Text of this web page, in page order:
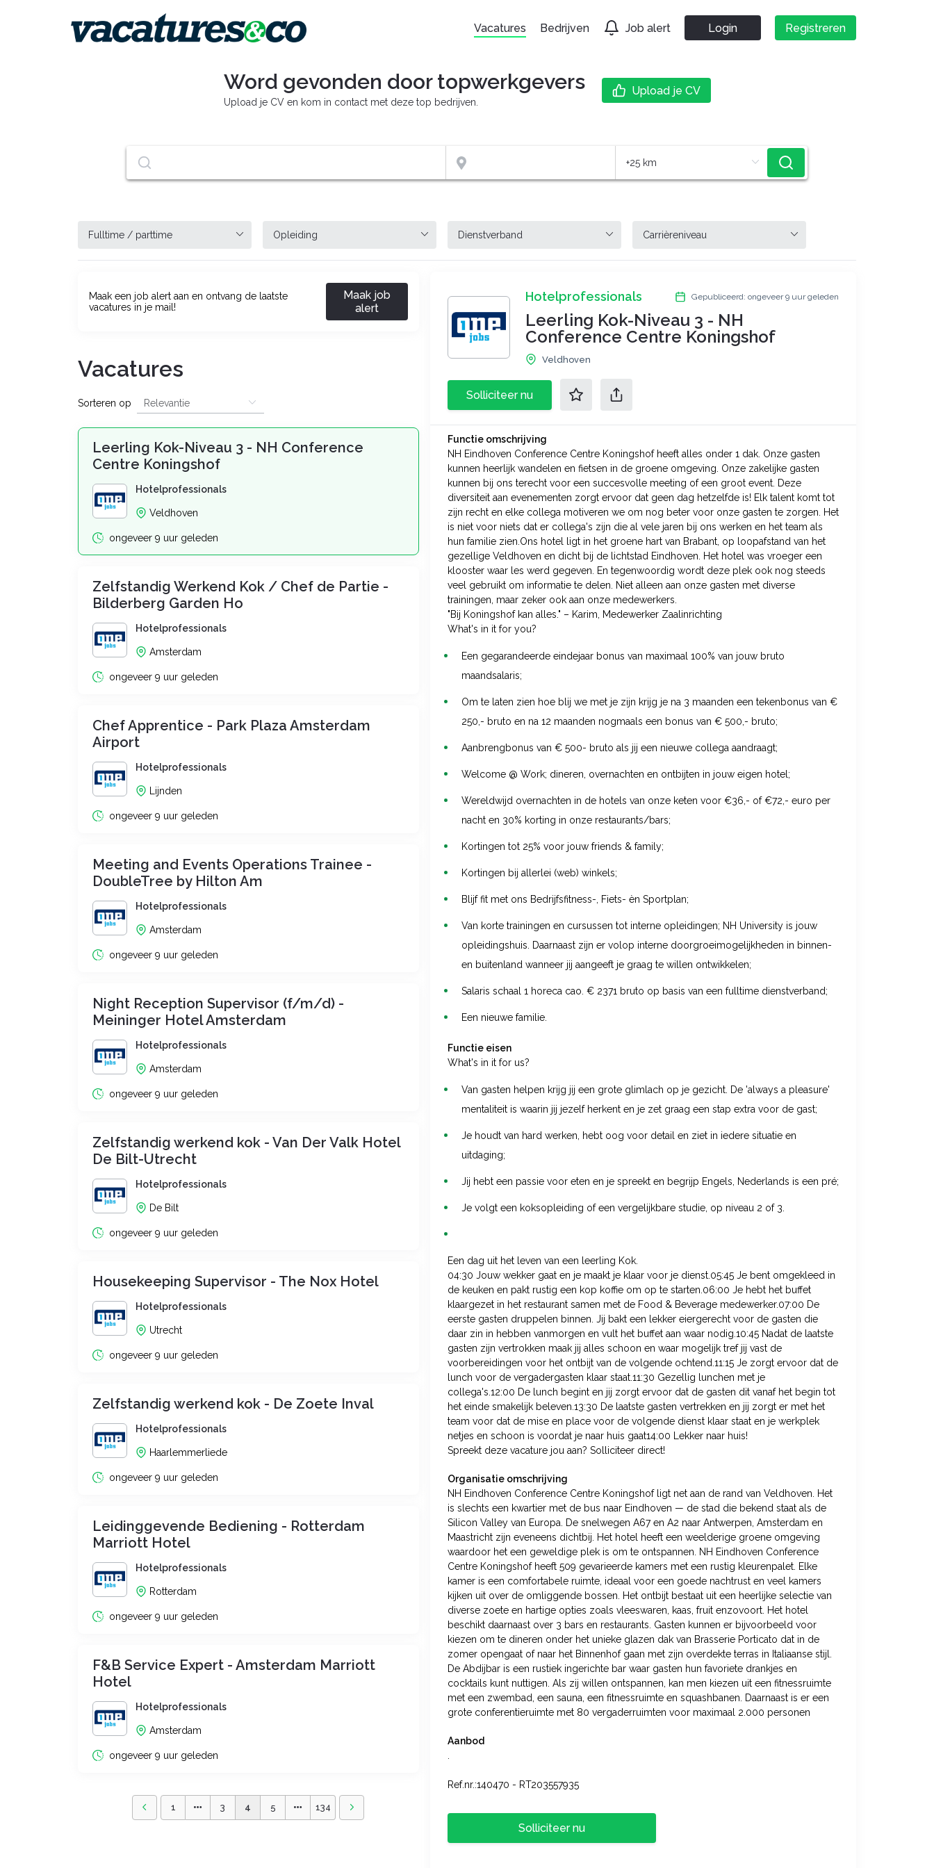
Vacatures Bedrijven Job alert Login Registreren
Word gevonden door topwerkgevers
Upload je CV en kom in contact met deze top bedrijven.
Upload je CV
Maak een job alert aan en ontvang de laatste
vacatures in je mail!
Maak job
alert
Vacatures
Sorteren op
Leerling Kok-Niveau 3 - NH Conference
Centre Koningshof
Hotelprofessionals
Veldhoven
ongeveer 9 uur geleden
Zelfstandig Werkend Kok / Chef de Partie -
Bilderberg Garden Ho
Hotelprofessionals
Amsterdam
ongeveer 9 uur geleden
Chef Apprentice - Park Plaza Amsterdam
Airport
Hotelprofessionals
Lijnden
ongeveer 9 uur geleden
Meeting and Events Operations Trainee -
DoubleTree by Hilton Am
Hotelprofessionals
Amsterdam
ongeveer 9 uur geleden
Night Reception Supervisor (f/m/d) -
Meininger Hotel Amsterdam
Hotelprofessionals
Amsterdam
ongeveer 9 uur geleden
Zelfstandig werkend kok - Van Der Valk Hotel
De Bilt-Utrecht
Hotelprofessionals
De Bilt
ongeveer 9 uur geleden
Housekeeping Supervisor - The Nox Hotel
Hotelprofessionals
Utrecht
ongeveer 9 uur geleden
Zelfstandig werkend kok - De Zoete Inval
Hotelprofessionals
Haarlemmerliede
ongeveer 9 uur geleden
Leidinggevende Bediening - Rotterdam
Marriott Hotel
Hotelprofessionals
Rotterdam
ongeveer 9 uur geleden
F&B Service Expert - Amsterdam Marriott
Hotel
Hotelprofessionals
Amsterdam
ongeveer 9 uur geleden
1 3 4 5 134
Hotelprofessionals Gepubliceerd: ongeveer 9 uur geleden
Leerling Kok-Niveau 3 - NH
Conference Centre Koningshof
Veldhoven
Solliciteer nu
Functie omschrijving
NH Eindhoven Conference Centre Koningshof heeft alles onder 1 dak. Onze gasten
kunnen heerlijk wandelen en fietsen in de groene omgeving. Onze zakelijke gasten
kunnen bij ons terecht voor een succesvolle meeting of een groot event. Deze
diversiteit aan evenementen zorgt ervoor dat geen dag hetzelfde is! Elk talent komt tot
zijn recht en elke collega motiveren we om nog beter voor onze gasten te zorgen. Het
is niet voor niets dat er collega's zijn die al vele jaren bij ons werken en het team als
hun familie zien.Ons hotel ligt in het groene hart van Brabant, op loopafstand van het
gezellige Veldhoven en dicht bij de lichtstad Eindhoven. Het hotel was vroeger een
klooster waar les werd gegeven. En tegenwoordig wordt deze plek ook nog steeds
veel gebruikt om informatie te delen. Niet alleen aan onze gasten met diverse
trainingen, maar zeker ook aan onze medewerkers.
"Bij Koningshof kan alles." – Karim, Medewerker Zaalinrichting
What's in it for you?
Een gegarandeerde eindejaar bonus van maximaal 100% van jouw bruto
maandsalaris;
Om te laten zien hoe blij we met je zijn krijg je na 3 maanden een tekenbonus van €
250,- bruto en na 12 maanden nogmaals een bonus van € 500,- bruto;
Aanbrengbonus van € 500- bruto als jij een nieuwe collega aandraagt;
Welcome @ Work; dineren, overnachten en ontbijten in jouw eigen hotel;
Wereldwijd overnachten in de hotels van onze keten voor €36,- of €72,- euro per
nacht en 30% korting in onze restaurants/bars;
Kortingen tot 25% voor jouw friends & family;
Kortingen bij allerlei (web) winkels;
Blijf fit met ons Bedrijfsfitness-, Fiets- èn Sportplan;
Van korte trainingen en cursussen tot interne opleidingen; NH University is jouw
opleidingshuis. Daarnaast zijn er volop interne doorgroeimogelijkheden in binnen-
en buitenland wanneer jij aangeeft je graag te willen ontwikkelen;
Salaris schaal 1 horeca cao. € 2371 bruto op basis van een fulltime dienstverband;
Een nieuwe familie.
Functie eisen
What's in it for us?
Van gasten helpen krijg jij een grote glimlach op je gezicht. De 'always a pleasure'
mentaliteit is waarin jij jezelf herkent en je zet graag een stap extra voor de gast;
Je houdt van hard werken, hebt oog voor detail en ziet in iedere situatie en
uitdaging;
Jij hebt een passie voor eten en je spreekt en begrijp Engels, Nederlands is een pré;
Je volgt een koksopleiding of een vergelijkbare studie, op niveau 2 of 3.
Een dag uit het leven van een leerling Kok.
04:30 Jouw wekker gaat en je maakt je klaar voor je dienst.05:45 Je bent omgekleed in
de keuken en pakt rustig een kop koffie om op te starten.06:00 Je hebt het buffet
klaargezet in het restaurant samen met de Food & Beverage medewerker.07:00 De
eerste gasten druppelen binnen. Jij bakt een lekker eiergerecht voor de gasten die
daar zin in hebben vanmorgen en vult het buffet aan waar nodig.10:45 Nadat de laatste
gasten zijn vertrokken maak jij alles schoon en waar mogelijk tref jij vast de
voorbereidingen voor het ontbijt van de volgende ochtend.11:15 Je zorgt ervoor dat de
lunch voor de vergadergasten klaar staat.11:30 Gezellig lunchen met je
collega's.12:00 De lunch begint en jij zorgt ervoor dat de gasten dit vanaf het begin tot
het einde smakelijk beleven.13:30 De laatste gasten vertrekken en jij zorgt er met het
team voor dat de mise en place voor de volgende dienst klaar staat en je werkplek
netjes en schoon is voordat je naar huis gaat14:00 Lekker naar huis!
Spreekt deze vacature jou aan? Solliciteer direct!
Organisatie omschrijving
NH Eindhoven Conference Centre Koningshof ligt net aan de rand van Veldhoven. Het
is slechts een kwartier met de bus naar Eindhoven — de stad die bekend staat als de
Silicon Valley van Europa. De snelwegen A67 en A2 naar Antwerpen, Amsterdam en
Maastricht zijn eveneens dichtbij. Het hotel heeft een weelderige groene omgeving
waardoor het een geweldige plek is om te ontspannen. NH Eindhoven Conference
Centre Koningshof heeft 509 gevarieerde kamers met een rustig kleurenpalet. Elke
kamer is een comfortabele ruimte, ideaal voor een goede nachtrust en veel kamers
kijken uit over de omliggende bossen. Het ontbijt bestaat uit een heerlijke selectie van
diverse zoete en hartige opties zoals vleeswaren, kaas, fruit enzovoort. Het hotel
beschikt daarnaast over 3 bars en restaurants. Gasten kunnen er bijvoorbeeld voor
kiezen om te dineren onder het unieke glazen dak van Brasserie Porticato dat in de
zomer opengaat of naar het Binnenhof gaan met zijn overdekte terras in Italiaanse stijl.
De Abdijbar is een rustiek ingerichte bar waar gasten hun favoriete drankjes en
cocktails kunt nuttigen. Als zij willen ontspannen, kan men kiezen uit een fitnessruimte
met een zwembad, een sauna, een fitnessruimte en squashbanen. Daarnaast is er een
grote conferentieruimte met 80 vergaderruimten voor maximaal 2.000 personen
Aanbod
Ref.nr.:140470 - RT203557935
Solliciteer nu